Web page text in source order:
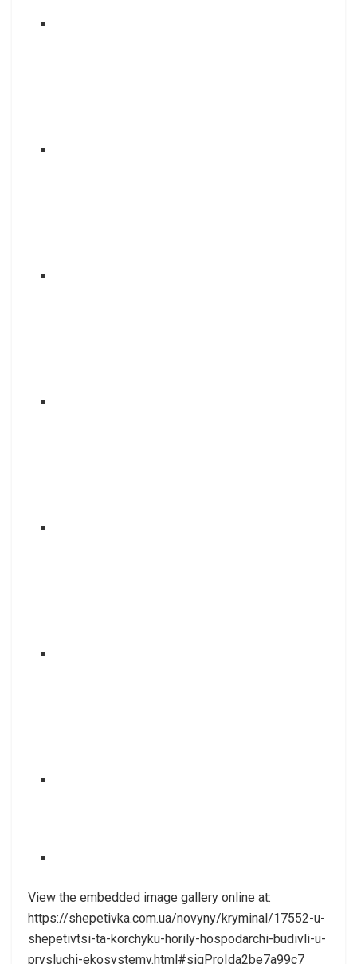
View the embedded image gallery online at:
https://shepetivka.com.ua/novyny/kryminal/17552-u-
shepetivtsi-ta-korchyku-horily-hospodarchi-budivli-u-
prysluchi-ekosystemy.html#sigProIda2be7a99c7